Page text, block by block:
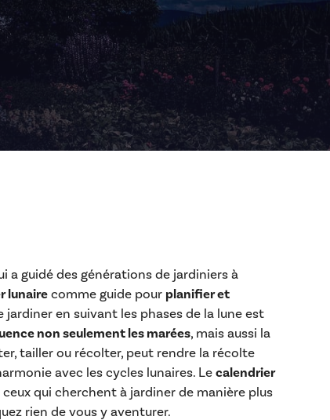
a guidé des générations de jardiniers à
lunaire comme guide pour planifier et
jardiner en suivant les phases de la lune est
non seulement les marées, mais aussi la
tailler ou récolter, peut rendre la récolte
avec les cycles lunaires. Le calendrier
qui cherchent à jardiner de manière plus
rien de vous y aventurer.